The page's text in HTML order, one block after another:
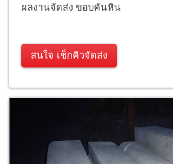
ผลงานจัดส่ง ขอบคันหิน
สนใจ เช็กคิวจัดส่ง